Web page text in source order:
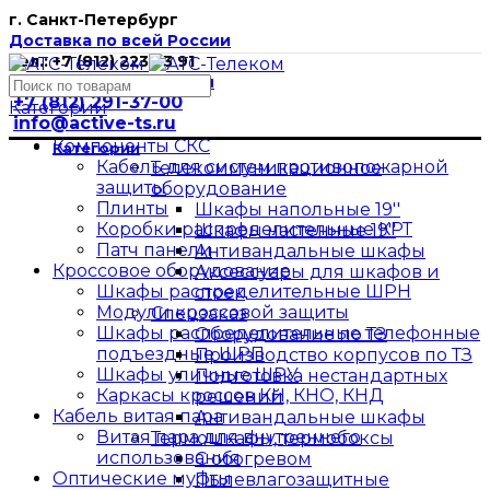
г. Санкт-Петербург
Доставка по всей России
Тел.: +7 (812) 223 53 91
E-mail: info@active-ts.ru
+7 (812) 291-37-00
info@active-ts.ru
Категории
Компоненты СКС
Кабель для систем противопожарной
защиты
Плинты
Коробки распределительные КРТ
Патч панели
Кроссовое оборудование
Шкафы распределительные ШРН
Модули кроссовой защиты
Шкафы распределительные телефонные
подъездные ШРП
Шкафы уличные ШРУ
Каркасы кроссов КН, КНО, КНД
Кабель витая пара
Витая пара для внутреннего
использования
Оптические муфты
Категории
Телекоммуникационное
оборудование
Шкафы напольные 19''
Шкафы настенные 19''
Антивандальные шкафы
Аксессуары для шкафов и
стоек
Спецзаказ
Оборудование по ТЗ
Производство корпусов по ТЗ
Подготовка нестандартных
решений
Антивандальные шкафы
Термошкафы, термобоксы
С обогревом
Пылевлагозащитные